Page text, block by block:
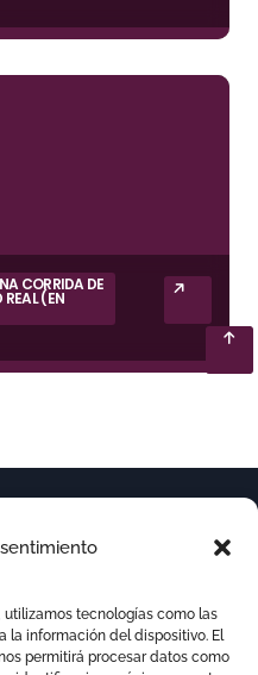
utilizamos tecnologías como las
la información del dispositivo. El
permitirá procesar datos como
CORRIDA DE
(EN